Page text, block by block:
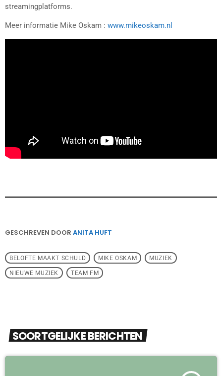
streamingplatforms.
Meer informatie Mike Oskam : www.mikeoskam.nl
GESCHREVEN DOOR ANITA HUFT
BELOFTE MAAKT SCHULD MIKE OSKAM MUZIEK
NIEUWE MUZIEK TEAM FM
SOORTGELIJKE BERICHTEN